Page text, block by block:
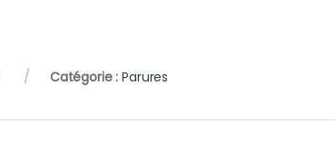
Catégorie :Parures